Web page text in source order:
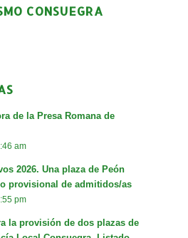
CONSUEGRA
de la Presa Romana de
am
2026. Una plaza de Peón
provisional de admitidos/as
pm
la provisión de dos plazas de